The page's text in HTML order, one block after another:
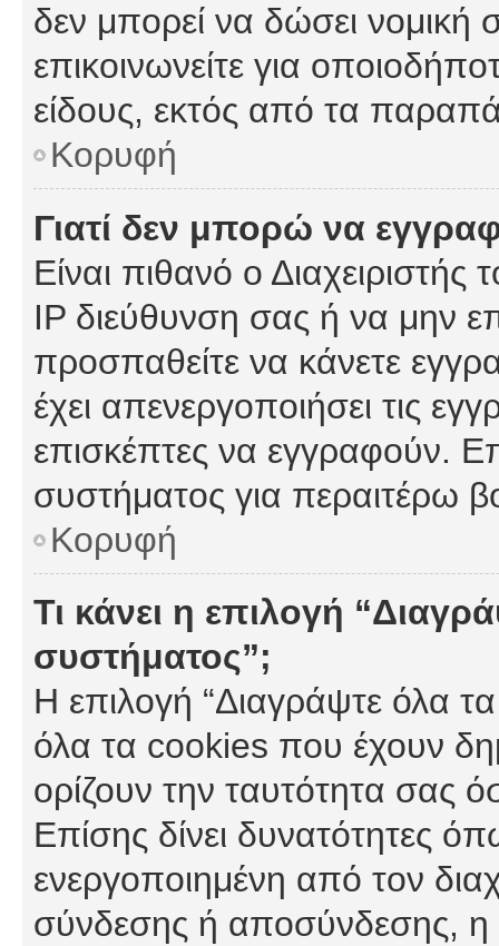
δεν μπορεί να δώσει νομική
επικοινωνείτε για
είδους, εκτός από τα
Κορυφή
Γιατί δεν μπορώ να
Είναι πιθανό ο
IP διεύθυνση σας ή να μην
προσπαθείτε να κάνετε
έχει απενεργοποιήσει τις
επισκέπτες να εγγραφούν.
συστήματος για περαιτέρω
Κορυφή
Τι κάνει η επιλογή
συστήματος”;
Η επιλογή “Διαγράψτε όλα
όλα τα cookies που έχουν
ορίζουν την ταυτότητα σας
Επίσης δίνει δυνατότητες
ενεργοποιημένη από τον
σύνδεσης ή αποσύνδεσης, η